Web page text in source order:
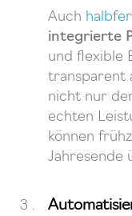
Auch
integrierte
und flexible
transparent
nicht nur
echten
können
Jahresende